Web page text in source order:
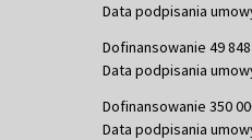
Data podpisania
Dofinansowanie 49 848
Data podpisania
Dofinansowanie 350
Data podpisania